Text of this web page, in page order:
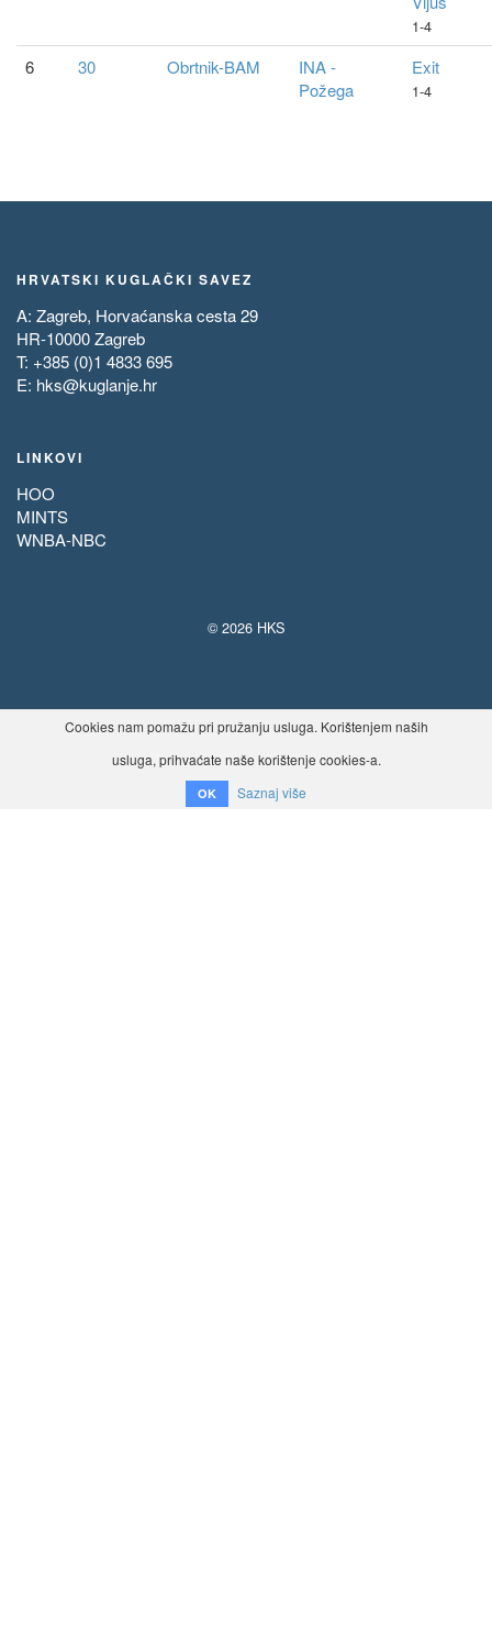
1-4
6 30 Obrtnik-BAM
INA -
Požega
Exit
1-4
HRVATSKI KUGLAČKI SAVEZ
A: Zagreb, Horvaćanska cesta 29
HR-10000 Zagreb
T: +385 (0)1 4833 695
E: hks@kuglanje.hr
LINKOVI
HOO
MINTS
WNBA-NBC
© 2026 HKS
Cookies nam pomažu pri pružanju usluga. Korištenjem naših
usluga, prihvaćate naše korištenje cookies-a.
OK Saznaj više